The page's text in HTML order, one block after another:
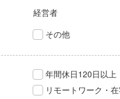
経営者
その他
年間休日120日以上
リモートワーク・